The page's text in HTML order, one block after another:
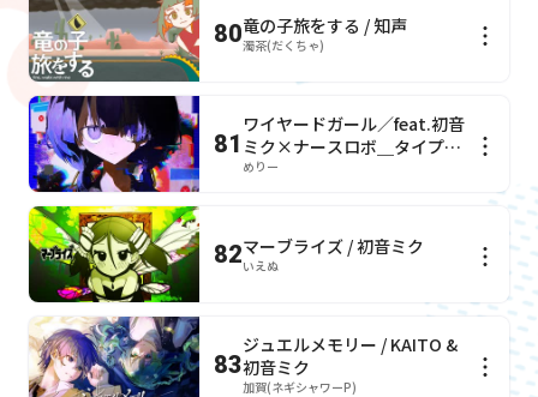
80竜の子旅をする / 知声
濁茶(だくちゃ)
81
ワイヤードガール／feat.初音
ミク×ナースロボ＿タイプ
Ｔ めりー
めりー
82マーブライズ / 初音ミク
いえぬ
83
ジュエルメモリー / KAITO &
初音ミク
加賀(ネギシャワーP)